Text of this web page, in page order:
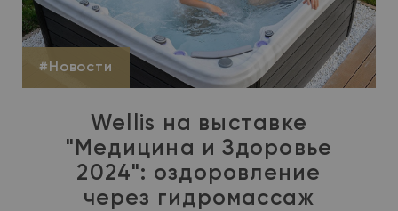
Wellis на выставке
"Медицина и Здоровье
2024": оздоровление
через гидромассаж
#Новости